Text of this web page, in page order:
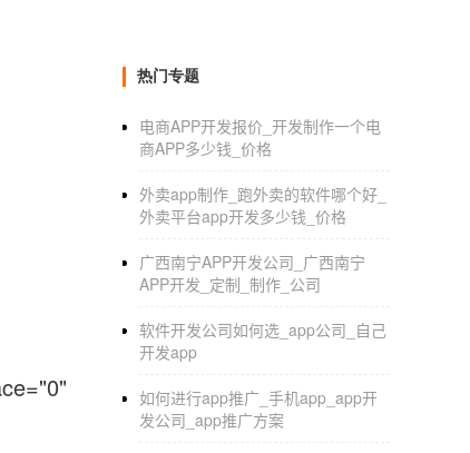
热门专题
电商APP开发报价_开发制作一个电
商APP多少钱_价格
外卖app制作_跑外卖的软件哪个好_
外卖平台app开发多少钱_价格
广西南宁APP开发公司_广西南宁
APP开发_定制_制作_公司
软件开发公司如何选_app公司_自己
开发app
如何进行app推广_手机app_app开
发公司_app推广方案